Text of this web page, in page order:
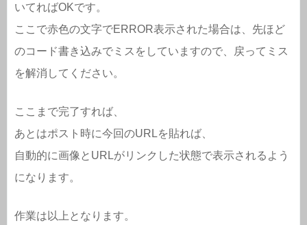
いてればOKです。
ここで赤色の文字でERROR表示された場合は、先ほど
のコード書き込みでミスをしていますので、戻ってミス
を解消してください。
ここまで完了すれば、
あとはポスト時に今回のURLを貼れば、
自動的に画像とURLがリンクした状態で表示されるよう
になります。
作業は以上となります。